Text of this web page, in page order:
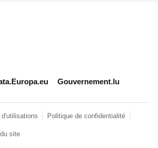
de data.public.lu
Gouvernement.lu
Politique de confidentialité
site